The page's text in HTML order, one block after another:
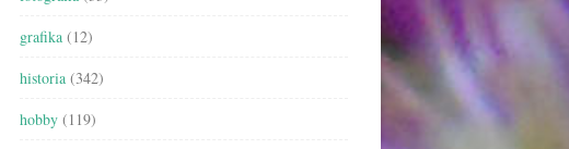
grafika (12)
historia (342)
hobby (119)